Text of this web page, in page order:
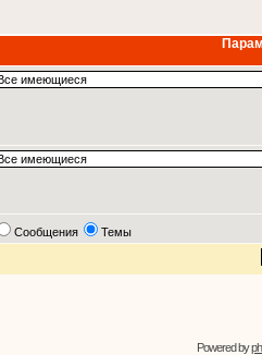
Сообщения Темы
Powered by